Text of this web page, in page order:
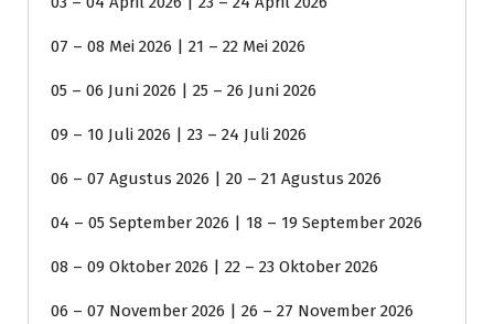
07 – 08 Mei 2026 | 21 – 22 Mei 2026
05 – 06 Juni 2026 | 25 – 26 Juni 2026
09 – 10 Juli 2026 | 23 – 24 Juli 2026
06 – 07 Agustus 2026 | 20 – 21 Agustus 2026
04 – 05 September 2026 | 18 – 19 September 2026
08 – 09 Oktober 2026 | 22 – 23 Oktober 2026
06 – 07 November 2026 | 26 – 27 November 2026